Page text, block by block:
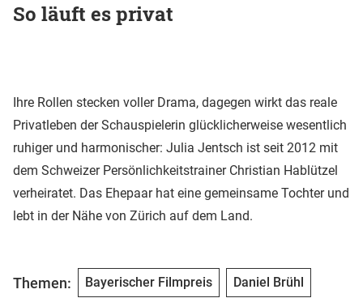
So läuft es privat
Ihre Rollen stecken voller Drama, dagegen wirkt das reale
Privatleben der Schauspielerin glücklicherweise wesentlich
ruhiger und harmonischer: Julia Jentsch ist seit 2012 mit
dem Schweizer Persönlichkeitstrainer Christian Hablützel
verheiratet. Das Ehepaar hat eine gemeinsame Tochter und
lebt in der Nähe von Zürich auf dem Land.
Themen: Bayerischer Filmpreis Daniel Brühl